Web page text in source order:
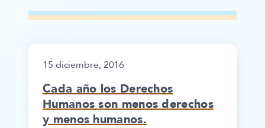
15 diciembre, 2016
Cada año los Derechos
Humanos son menos derechos
y menos humanos.